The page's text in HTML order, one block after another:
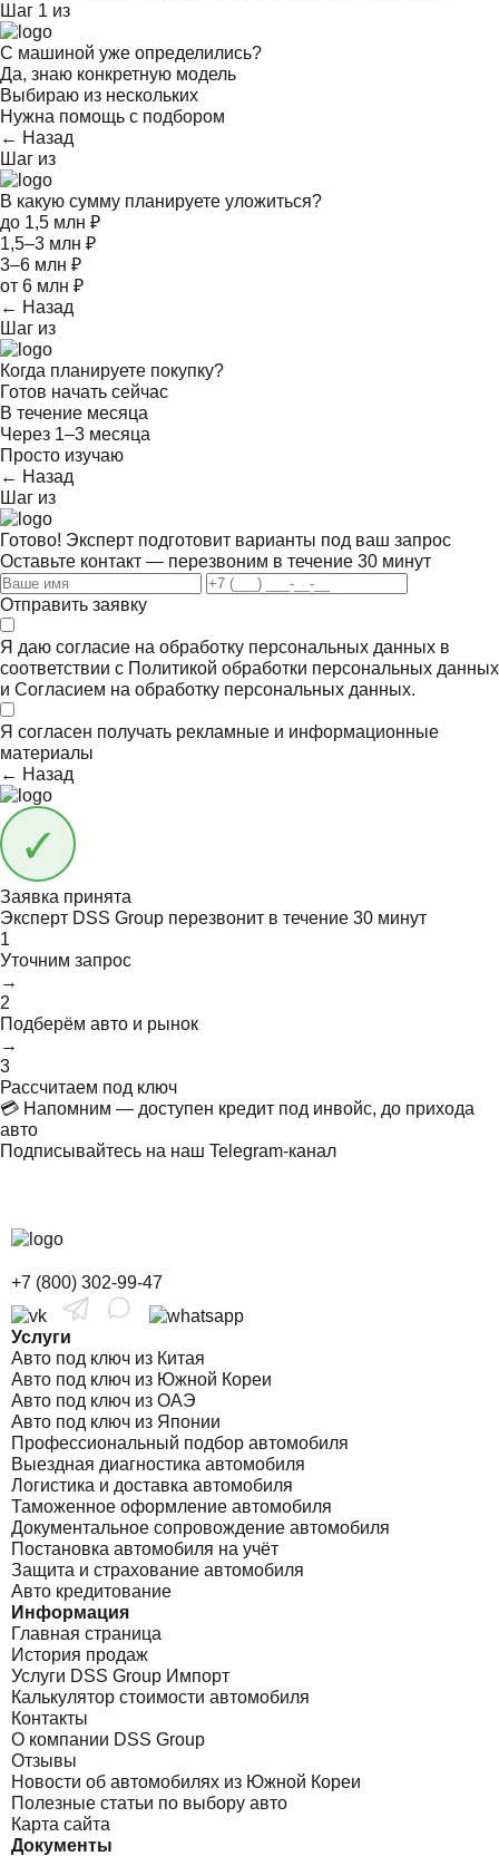
Шаг 1 из
С машиной уже определились?
Да, знаю конкретную модель
Выбираю из нескольких
Нужна помощь с подбором
← Назад
Шаг из
В какую сумму планируете уложиться?
до 1,5 млн ₽
1,5–3 млн ₽
3–6 млн ₽
от 6 млн ₽
← Назад
Шаг из
Когда планируете покупку?
Готов начать сейчас
В течение месяца
Через 1–3 месяца
Просто изучаю
← Назад
Шаг из
Готово! Эксперт подготовит варианты под ваш запрос
Оставьте контакт — перезвоним в течение 30 минут
Отправить заявку
Я даю согласие на обработку персональных данных в
соответствии с Политикой обработки персональных данных
и Согласием на обработку персональных данных.
Я согласен получать рекламные и информационные
материалы
← Назад
Заявка принята
Эксперт DSS Group перезвонит в течение 30 минут
1
Уточним запрос
→
2
Подберём авто и рынок
→
3
Рассчитаем под ключ
💳 Напомним — доступен кредит под инвойс, до прихода
авто
Подписывайтесь на наш Telegram-канал
+7 (800) 302-99-47
Услуги
Авто под ключ из Китая
Авто под ключ из Южной Кореи
Авто под ключ из ОАЭ
Авто под ключ из Японии
Профессиональный подбор автомобиля
Выездная диагностика автомобиля
Логистика и доставка автомобиля
Таможенное оформление автомобиля
Документальное сопровождение автомобиля
Постановка автомобиля на учёт
Защита и страхование автомобиля
Авто кредитование
Информация
Главная страница
История продаж
Услуги DSS Group Импорт
Калькулятор стоимости автомобиля
Контакты
О компании DSS Group
Отзывы
Новости об автомобилях из Южной Кореи
Полезные статьи по выбору авто
Карта сайта
Документы